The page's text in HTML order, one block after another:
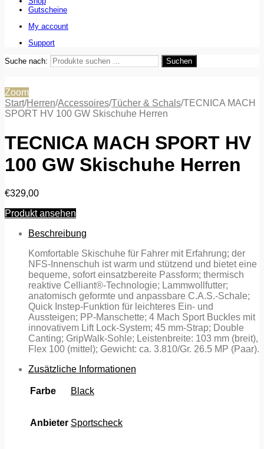
Gutscheine
My account
Support
Suche nach: Suchen
Zoom
Start/Herren/Accessoires/Tücher & Schals/TECNICA MACH
SPORT HV 100 GW Skischuhe Herren
TECNICA MACH SPORT HV
100 GW Skischuhe Herren
€329,00
Produkt ansehen
Beschreibung
Komfortable Skischuhe für Fahrer mit Erfahrung; der
NFS-Innenschuh ist warm und stützend und bietet eine
bequeme, sofort einsatzbereite Passform; thermisch
reaktive Celliant®-Technologie; Lammwollfutter;
anatomisch geformte und anpassbare C.A.S.-Schale;
Quick Instep-Funktion für leichteres Ein- und
Aussteigen; PP-Manschette; 4 Mach Sport Buckles mit
innovativem Lift Lock-System; 45 mm-Strap; Double
Canting; GripWalk-Sohle; Leistenbreite: 103 mm (breit),
Flex 100 (mittel); Gewicht: ca. 3.810/Gr. 26.5 MP (Paar).
Zusätzliche Informationen
Farbe Black
Anbieter Sportscheck